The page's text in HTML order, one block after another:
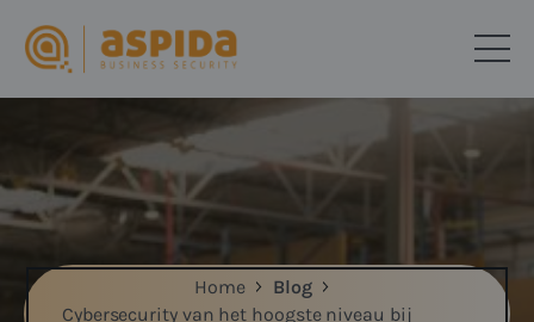
Home > Blog >
Cybersecurity van het hoogste niveau bij